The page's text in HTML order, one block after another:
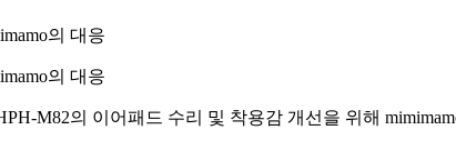
M82의 이어패드 수리 및 착용감 개선을 위해